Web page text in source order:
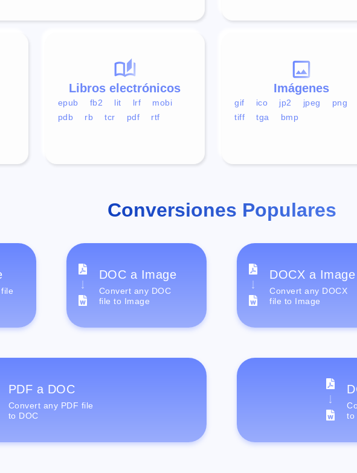
Imágenes
gif ico jp2 jpeg
png
tiff
tga bmp
Libros electrónicos
epub fb2 lit lrf
mobi
pdb
rb tcr pdf rtf
Conversiones Populares
DOC a Image
Convert any DOC
file to Image
DOCX a Image
Convert any DOCX
file to Image
PDF a DOC
Convert any PDF file
to DOC
to